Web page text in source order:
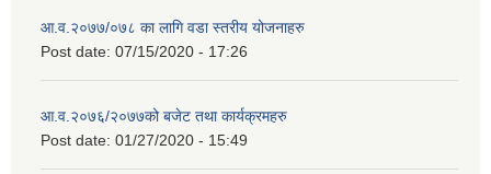
आ.व.२०७७/०७८ का लागि वडा स्तरीय योजनाहरु
Post date: 07/15/2020 - 17:26
आ.व.२०७६/२०७७को बजेट तथा कार्यक्रमहरु
Post date: 01/27/2020 - 15:49